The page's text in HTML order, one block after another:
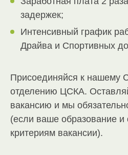
задержек;
Интенсивный график
Драйва и Спортивных
Присоединяйся к нашему
отделению ЦСКА.
вакансию и мы
(если ваше образование и
критериям вакансии).